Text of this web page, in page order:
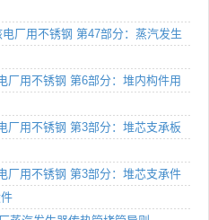
厂用不锈钢 第47部分：蒸汽发生
厂用不锈钢 第6部分：堆内构件用
厂用不锈钢 第3部分：堆芯支承板
厂用不锈钢 第3部分：堆芯支承件